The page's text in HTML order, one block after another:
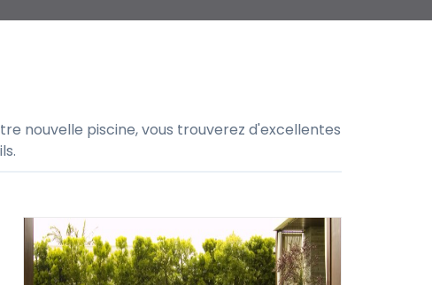
nouvelle piscine, vous trouverez d'excellentes